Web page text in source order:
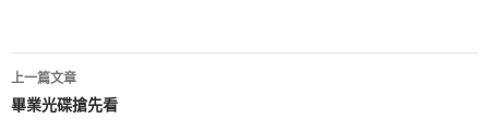
文
上一篇文章
畢業光碟搶先看